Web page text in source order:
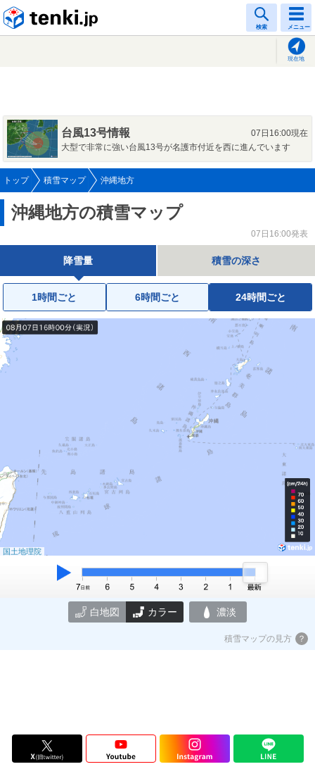
検索 メニュー
現在地
台風13号情報
07日16:00現在
大型で非常に強い台風13号が名護市付近を西に進んでいます
トップ 積雪マップ 沖縄地方
沖縄地方の積雪マップ
07日16:00発表
降雪量 積雪の深さ
1時間ごと 6時間ごと 24時間ごと
国土地理院
白地図 カラー 濃淡
積雪マップの見方